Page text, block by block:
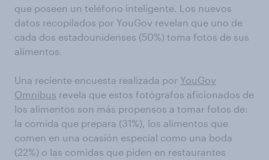
que poseen un teléfono inteligente. Los nuevos
datos recopilados por YouGov revelan que uno de
cada dos estadounidenses (50%) toma fotos de sus
alimentos.
Una reciente encuesta realizada por YouGov
Omnibus revela que estos fotógrafos aficionados de
los alimentos son más propensos a tomar fotos de:
la comida que prepara (31%), los alimentos que
comen en una ocasión especial como una boda
(22%) o las comidas que piden en restaurantes